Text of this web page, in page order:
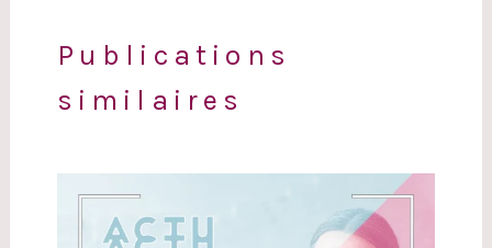
Publications
similaires